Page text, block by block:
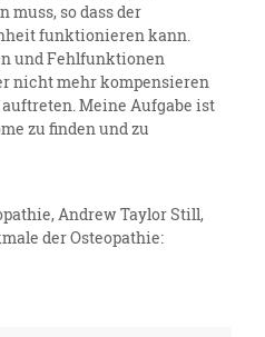
muss, so dass der
funktionieren kann.
und Fehlfunktionen
nicht mehr kompensieren
Meine Aufgabe ist
zu finden und zu
Andrew Taylor Still,
der Osteopathie: